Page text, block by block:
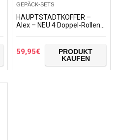
GEPÄCK-SETS
HAUPTSTADTKOFFER –
Alex – NEU 4 Doppel-Rollen
59,95€
PRODUKT
KAUFEN